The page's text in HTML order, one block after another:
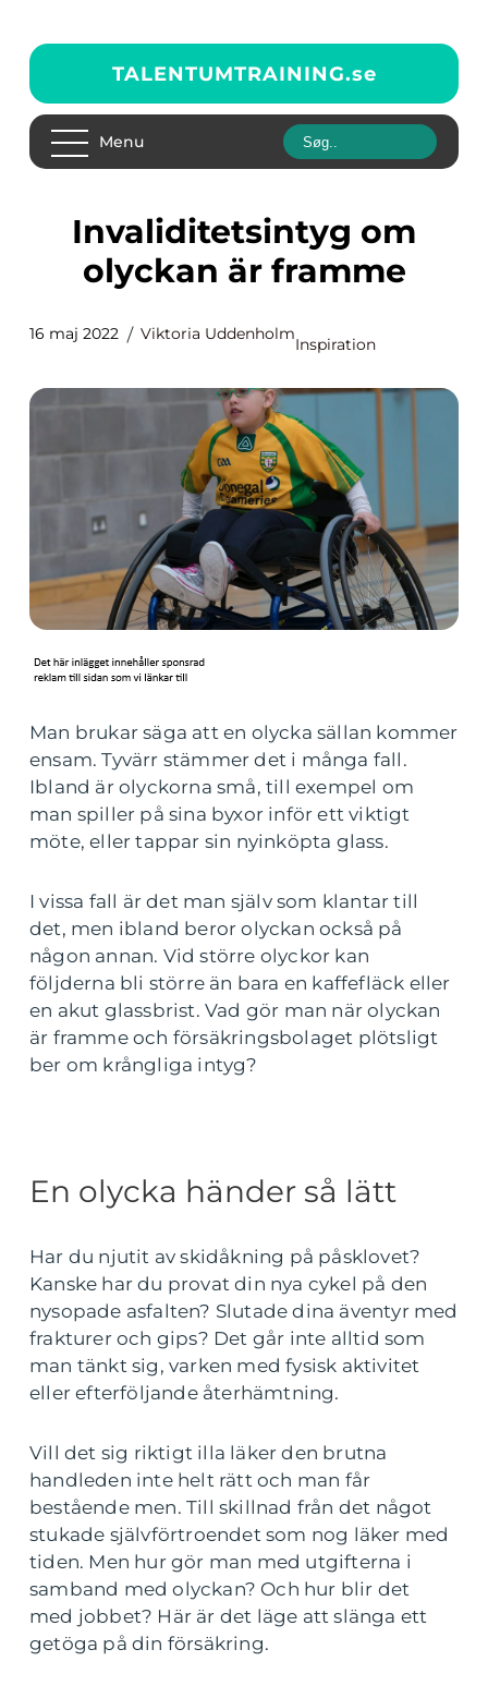
TALENTUMTRAINING.se
Menu
Invaliditetsintyg om
olyckan är framme
16 maj 2022 Viktoria Uddenholm
Inspiration
Man brukar säga att en olycka sällan kommer
ensam. Tyvärr stämmer det i många fall.
Ibland är olyckorna små, till exempel om
man spiller på sina byxor inför ett viktigt
möte, eller tappar sin nyinköpta glass.
I vissa fall är det man själv som klantar till
det, men ibland beror olyckan också på
någon annan. Vid större olyckor kan
följderna bli större än bara en kaffefläck eller
en akut glassbrist. Vad gör man när olyckan
är framme och försäkringsbolaget plötsligt
ber om krångliga intyg?
En olycka händer så lätt
Har du njutit av skidåkning på påsklovet?
Kanske har du provat din nya cykel på den
nysopade asfalten? Slutade dina äventyr med
frakturer och gips? Det går inte alltid som
man tänkt sig, varken med fysisk aktivitet
eller efterföljande återhämtning.
Vill det sig riktigt illa läker den brutna
handleden inte helt rätt och man får
bestående men. Till skillnad från det något
stukade självförtroendet som nog läker med
tiden. Men hur gör man med utgifterna i
samband med olyckan? Och hur blir det
med jobbet? Här är det läge att slänga ett
getöga på din försäkring.